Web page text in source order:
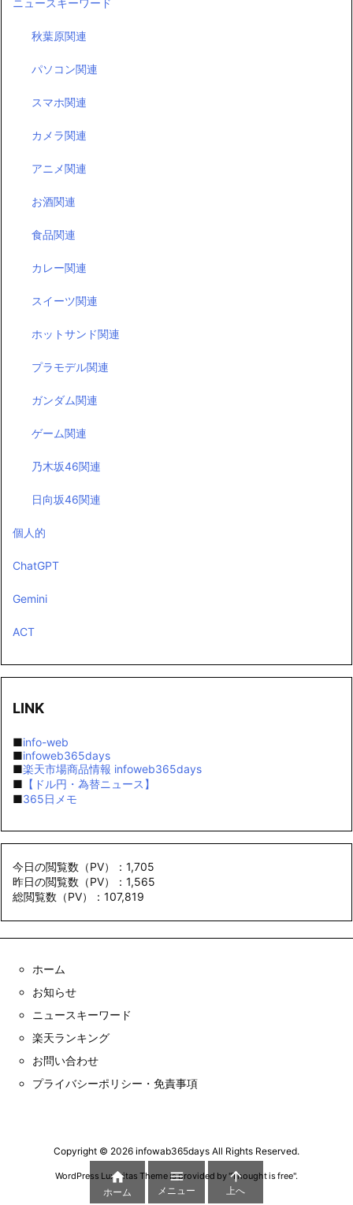
ニュースキーワード
秋葉原関連
パソコン関連
スマホ関連
カメラ関連
アニメ関連
お酒関連
食品関連
カレー関連
スイーツ関連
ホットサンド関連
プラモデル関連
ガンダム関連
ゲーム関連
乃木坂46関連
日向坂46関連
個人的
ChatGPT
Gemini
ACT
LINK
■info-web
■infoweb365days
■楽天市場商品情報 infoweb365days
■ 【ドル円・為替ニュース】
■365日メモ
今日の閲覧数（PV）：1,705
昨日の閲覧数（PV）：1,565
総閲覧数（PV）：107,819
ホーム
お知らせ
ニュースキーワード
楽天ランキング
お問い合わせ
プライバシーポリシー・免責事項
Copyright © 2026 infowab365days All Rights Reserved.
WordPress Luxeritas Theme is provided by "Thought is free".

ホーム

メニュー

上へ